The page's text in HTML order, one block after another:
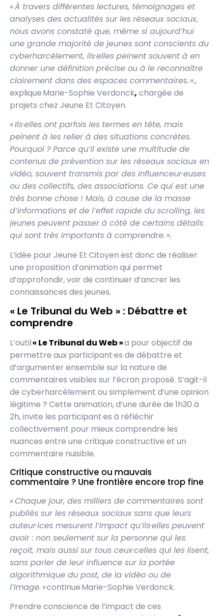
« À travers différentes lectures, témoignages et
analyses des actualités sur les réseaux sociaux,
nous avons constaté que, même si aujourd’hui
une grande majorité de jeunes sont conscients du
cyberharcèlement, ils·elles peinent souvent à en
donner une définition précise ou à le reconnaître
clairement dans des espaces commentaires. ».,
explique Marie-Sophie Verdonck, chargée de
projets chez Jeune Et Citoyen.
« Ils·elles ont parfois les termes en tête, mais
peinent à les relier à des situations concrètes.
Pourquoi ? Parce qu’il existe une multitude de
contenus de prévention sur les réseaux sociaux en
vidéo, souvent transmis par des influenceur·euses
ou des collectifs, des associations. Ce qui est une
très bonne chose ! Mais, à cause de la masse
d’informations et de l’effet rapide du scrolling, les
jeunes peuvent passer à côté de certains détails
qui sont très importants à comprendre. ».
L’idée pour Jeune Et Citoyen est donc de réaliser
une proposition d’animation qui permet
d’approfondir, voir de continuer d’ancrer les
connaissances des jeunes.
« Le Tribunal du Web » : Débattre et
comprendre
L’outil« Le Tribunal du Web »a pour objectif de
permettre aux participant·es de débattre et
d’argumenter ensemble sur la nature de
commentaires visibles sur l’écran proposé. S’agit-il
de cyberharcèlement ou simplement d’une opinion
légitime ? Cette animation, d’une durée de 1h30 à
2h, invite les participant·es à réfléchir
collectivement pour mieux comprendre les
nuances entre une critique constructive et un
commentaire nuisible.
Critique constructive ou mauvais
commentaire ? Une frontière encore trop fine
« Chaque jour, des milliers de commentaires sont
publiés sur les réseaux sociaux sans que leurs
auteur·ices mesurent l’impact qu’ils·elles peuvent
avoir : non seulement sur la personne qui les
reçoit, mais aussi sur tous ceux·celles qui les lisent,
sans parler de leur influence sur la portée
algorithmique du post, de la vidéo ou de
l’image. »continue Marie-Sophie Verdonck.
Prendre conscience de l’impact de ces